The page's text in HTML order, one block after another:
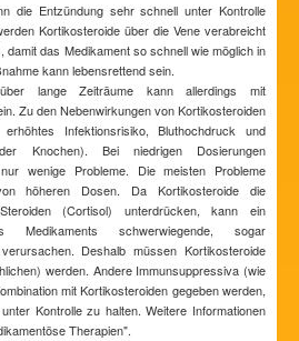
die Entzündung sehr schnell unter Kontrolle
Kortikosteroide über die Vene verabreicht
damit das Medikament so schnell wie möglich in
kann lebensrettend sein.
lange Zeiträume kann allerdings mit
Zu den Nebenwirkungen von Kortikosteroiden
erhöhtes Infektionsrisiko, Bluthochdruck und
Knochen). Bei niedrigen Dosierungen
wenige Probleme. Die meisten Probleme
höheren Dosen. Da Kortikosteroide die
(Cortisol) unterdrücken, kann ein
Medikaments schwerwiegende, sogar
Deshalb müssen Kortikosteroide
werden. Andere Immunsuppressiva (wie
mit Kortikosteroiden gegeben werden,
Kontrolle zu halten. Weitere Informationen
Therapien".